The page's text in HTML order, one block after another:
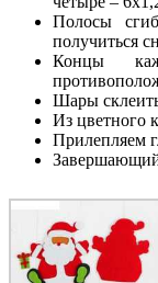
Полосы
получиться
Концы
Шары
Из цветного
Прилепляем